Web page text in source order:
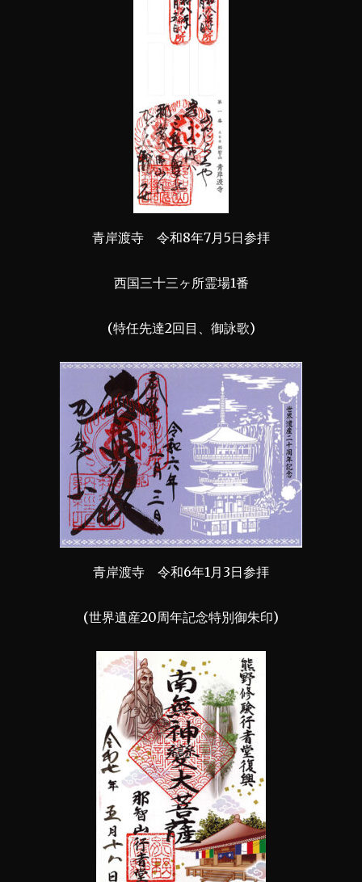
青岸渡寺 令和8年7月5日参拝
西国三十三ヶ所霊場1番
(特任先達2回目、御詠歌)
青岸渡寺 令和6年1月3日参拝
(世界遺産20周年記念特別御朱印)